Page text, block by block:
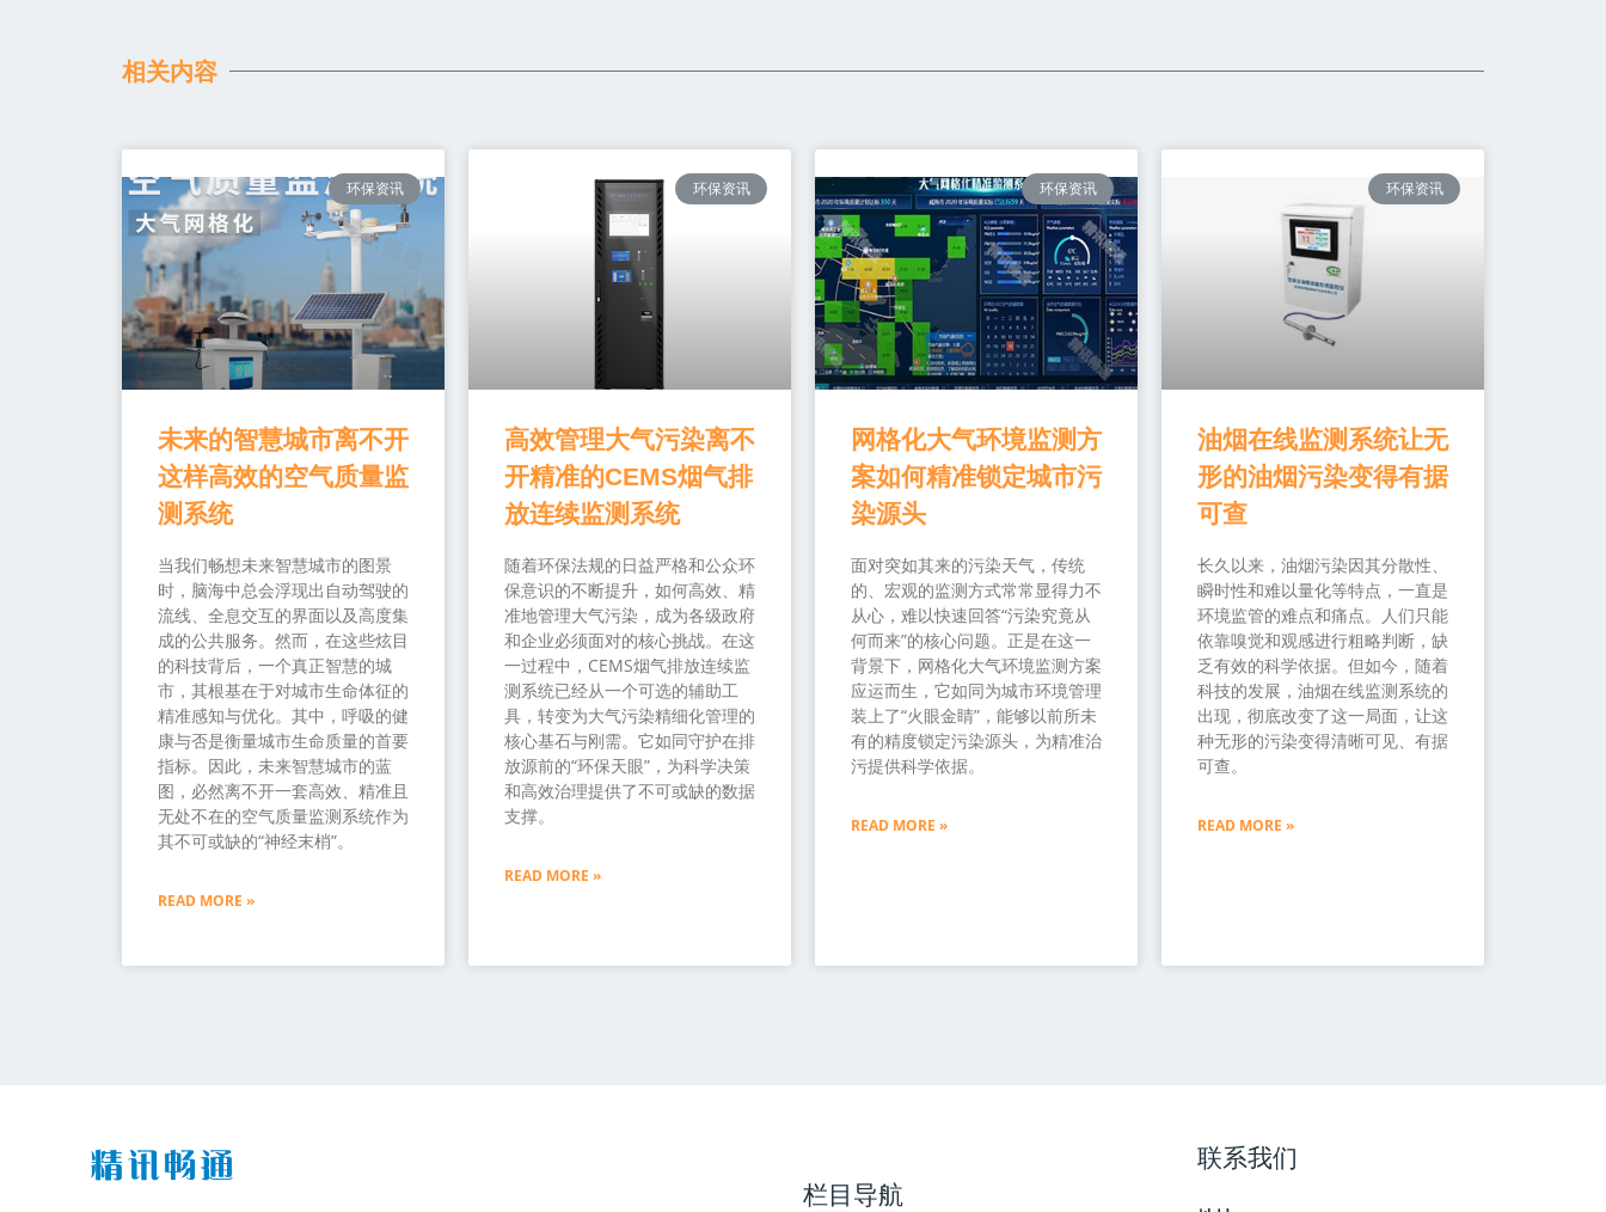
相关内容
环保资讯
未来的智慧城市离不开
这样高效的空气质量监
测系统
当我们畅想未来智慧城市的图景
时，脑海中总会浮现出自动驾驶的
流线、全息交互的界面以及高度集
成的公共服务。然而，在这些炫目
的科技背后，一个真正智慧的城
市，其根基在于对城市生命体征的
精准感知与优化。其中，呼吸的健
康与否是衡量城市生命质量的首要
指标。因此，未来智慧城市的蓝
图，必然离不开一套高效、精准且
无处不在的空气质量监测系统作为
其不可或缺的“神经末梢”。
READ MORE »
环保资讯
高效管理大气污染离不
开精准的CEMS烟气排
放连续监测系统
随着环保法规的日益严格和公众环
保意识的不断提升，如何高效、精
准地管理大气污染，成为各级政府
和企业必须面对的核心挑战。在这
一过程中，CEMS烟气排放连续监
测系统已经从一个可选的辅助工
具，转变为大气污染精细化管理的
核心基石与刚需。它如同守护在排
放源前的“环保天眼”，为科学决策
和高效治理提供了不可或缺的数据
支撑。
READ MORE »
环保资讯
网格化大气环境监测方
案如何精准锁定城市污
染源头
面对突如其来的污染天气，传统
的、宏观的监测方式常常显得力不
从心，难以快速回答“污染究竟从
何而来”的核心问题。正是在这一
背景下，网格化大气环境监测方案
应运而生，它如同为城市环境管理
装上了“火眼金睛”，能够以前所未
有的精度锁定污染源头，为精准治
污提供科学依据。
READ MORE »
环保资讯
油烟在线监测系统让无
形的油烟污染变得有据
可查
长久以来，油烟污染因其分散性、
瞬时性和难以量化等特点，一直是
环境监管的难点和痛点。人们只能
依靠嗅觉和观感进行粗略判断，缺
乏有效的科学依据。但如今，随着
科技的发展，油烟在线监测系统的
出现，彻底改变了这一局面，让这
种无形的污染变得清晰可见、有据
可查。
READ MORE »
栏目导航
联系我们